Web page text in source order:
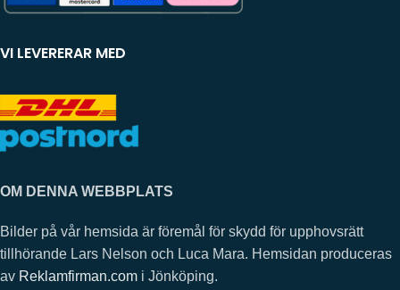
VI LEVERERAR MED
OM DENNA WEBBPLATS
Bilder på vår hemsida är föremål för skydd för upphovsrätt
tillhörande Lars Nelson och Luca Mara. Hemsidan produceras
av Reklamfirman.com i Jönköping.